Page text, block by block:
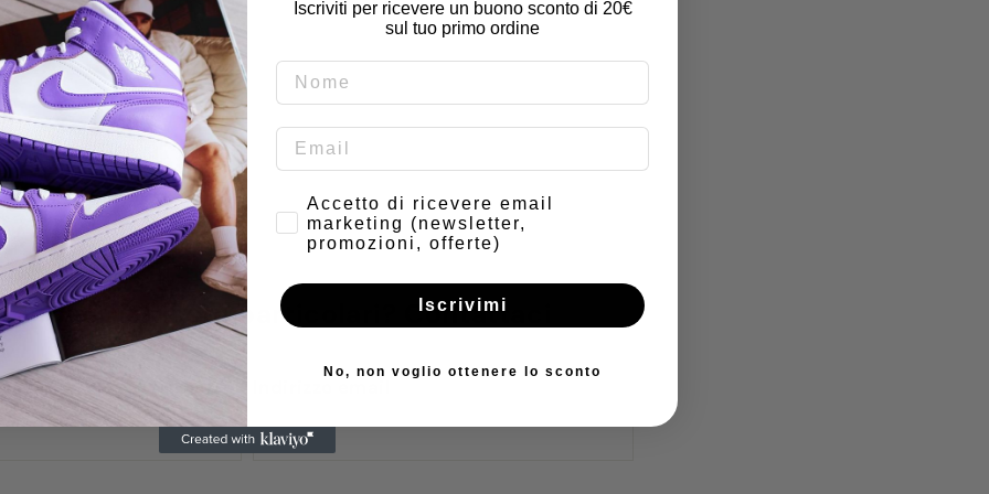
o richieste particolari? Contattaci
Iscriviti per ricevere un buono sconto di 20€
sul tuo primo ordine
Consenso
Accetto di ricevere email
marketing (newsletter,
promozioni, offerte)
Iscrivimi
No, non voglio ottenere lo sconto